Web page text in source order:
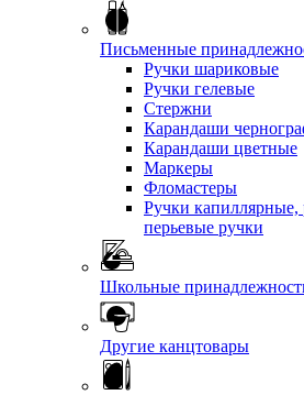
Письменные
Ручки шариковые
Ручки гелевые
Стержни
Карандаши
Карандаши цветные
Маркеры
Фломастеры
Ручки капиллярные,
перьевые ручки
Школьные
Другие канцтовары